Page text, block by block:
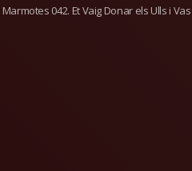
Marmotes 042. Et Vaig Donar els Ulls i